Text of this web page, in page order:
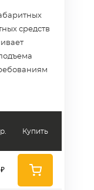
средств
Купить